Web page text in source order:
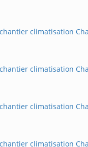
climatisation
climatisation
climatisation
climatisation